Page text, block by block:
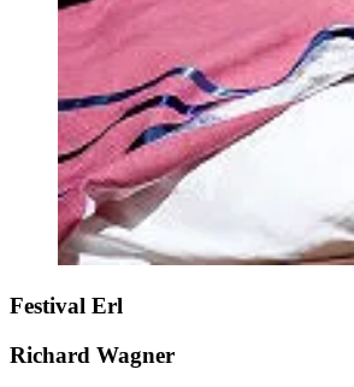
Festival Erl
Richard Wagner